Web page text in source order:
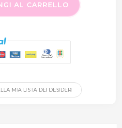
AL CARRELLO
MIA LISTA DEI DESIDERI